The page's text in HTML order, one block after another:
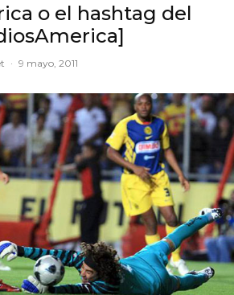
o el hashtag del
· 9 mayo, 2011